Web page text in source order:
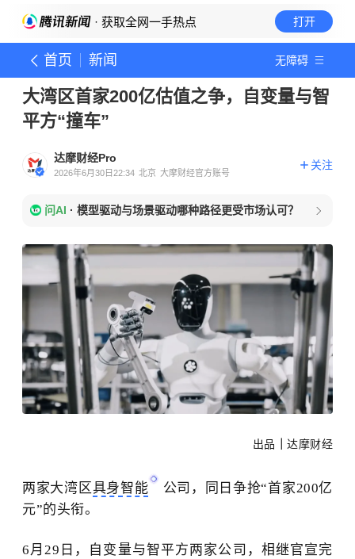
· 获取全网一手热点 打开
首页 新闻 无障碍
大湾区首家200亿估值之争，自变量与智
平方“撞车”
达摩财经Pro
2026年6月30日22:34 北京 大摩财经官方账号
关注
问AI · 模型驱动与场景驱动哪种路径更受市场认可？
出品 ｜达摩财经
两家大湾区 具身智能 公司，同日争抢“首家200亿
元”的头衔。
6月29日，自变量与智平方两家公司，相继官宣完